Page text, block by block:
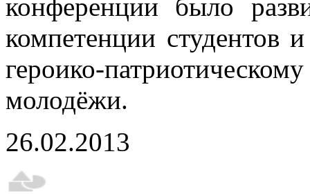
конференции было
компетенции студентов
героико-
молодёжи.
26.02.2013